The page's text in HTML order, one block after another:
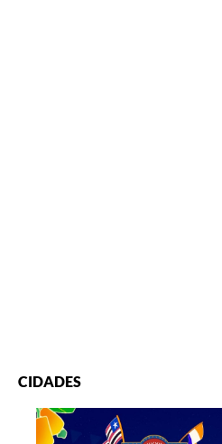
CIDADES